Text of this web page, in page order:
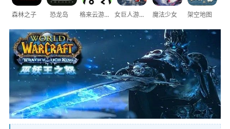
森林之子 恐龙岛 格来云游戏 女巨人游乐场 魔法少女 架空地图